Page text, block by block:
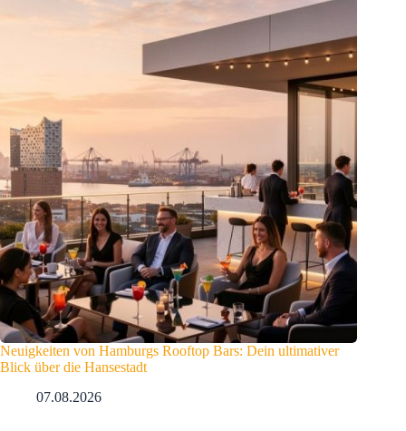
Neuigkeiten von Hamburgs Rooftop Bars: Dein ultimativer
Blick über die Hansestadt
07.08.2026